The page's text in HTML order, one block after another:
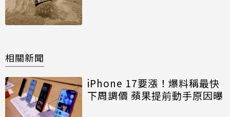
相關新聞
iPhone 17要漲！爆料稱最快
下周調價 蘋果提前動手原因曝